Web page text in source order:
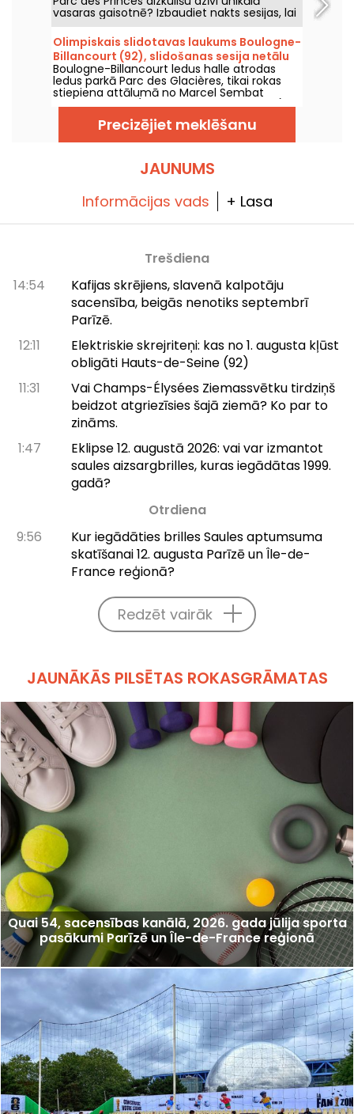
vasaras gaisotnē? Izbaudiet nakts sesijas, lai
stadionu varētu apmeklēt arī naktī un
piedzīvot daudz virkni festivālu pasākumu.
Šeit ir šīs vasaras 2026. gada programma!
Olimpiskais slidotavas laukums Boulogne-
Billancourt (92), slidošanas sesija netālu
no Parīzes.
Boulogne-Billancourt ledus halle atrodas
ledus parkā Parc des Glacières, tikai rokas
stiepiena attālumā no Marcel Sembat
metro stacijas (9. līnija uz Pont de Sèvres).
Tā ir ģimenēm draudzīga, sportiska un
svētku programma, un tā ir īstā vieta, kur
doties uz slidotavu, ja vēlaties slidot Bulonē:
Precizējiet meklēšanu
JAUNUMS
Informācijas vads + Lasa
Trešdiena
14:54
Kafijas skrējiens, slavenā kalpotāju
sacensība, beigās nenotiks septembrī
Parīzē.
12:11
Elektriskie skrejriteņi: kas no 1. augusta kļūst
obligāti Hauts-de-Seine (92)
11:31
Vai Champs-Élysées Ziemassvētku tirdziņš
beidzot atgriezīsies šajā ziemā? Ko par to
zināms.
1:47
Eklipse 12. augustā 2026: vai var izmantot
saules aizsargbrilles, kuras iegādātas 1999.
gadā?
Otrdiena
9:56
Kur iegādāties brilles Saules aptumsuma
skatīšanai 12. augusta Parīzē un Île-de-
France reģionā?
Redzēt vairāk
JAUNĀKĀS PILSĒTAS ROKASGRĀMATAS
Quai 54, sacensības kanālā, 2026. gada jūlija sporta
pasākumi Parīzē un Île-de-France reģionā